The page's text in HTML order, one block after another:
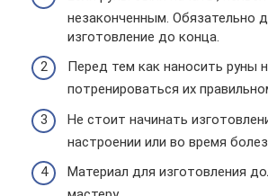
незаконченным. Обязательно
изготовление до конца.
Перед тем как наносить руны
потренироваться их
Не стоит начинать
настроении или во время
Материал для изготовления